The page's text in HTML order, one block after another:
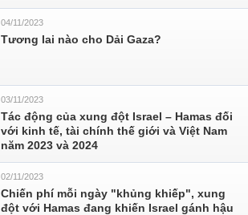
04/11/2023
Tương lai nào cho Dải Gaza?
03/11/2023
Tác động của xung đột Israel – Hamas đối
với kinh tế, tài chính thế giới và Việt Nam
năm 2023 và 2024
02/11/2023
Chiến phí mỗi ngày "khủng khiếp", xung
đột với Hamas đang khiến Israel gánh hậu